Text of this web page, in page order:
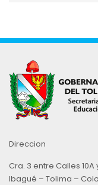
Direccion
Cra. 3 entre Calles 10A y
Ibagué – Tolima –